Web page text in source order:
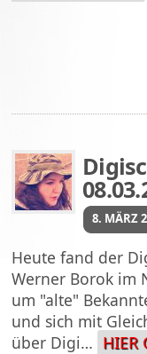
8. MÄRZ
Heute fand der
Werner Borok im
um "alte"
und sich mit
über Digi… HIER